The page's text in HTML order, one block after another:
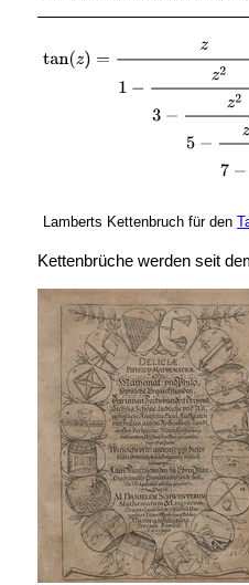
Lamberts Kettenbruch für den
Kettenbrüche werden seit